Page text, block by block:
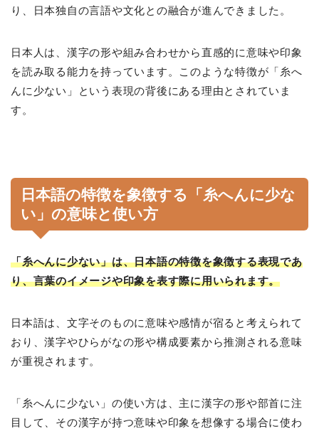
り、日本独自の言語や文化との融合が進んできました。
日本人は、漢字の形や組み合わせから直感的に意味や印象
を読み取る能力を持っています。このような特徴が「糸へ
んに少ない」という表現の背後にある理由とされていま
す。
日本語の特徴を象徴する「糸へんに少な
い」の意味と使い方
「糸へんに少ない」は、日本語の特徴を象徴する表現であ
り、言葉のイメージや印象を表す際に用いられます。
日本語は、文字そのものに意味や感情が宿ると考えられて
おり、漢字やひらがなの形や構成要素から推測される意味
が重視されます。
「糸へんに少ない」の使い方は、主に漢字の形や部首に注
目して、その漢字が持つ意味や印象を想像する場合に使わ